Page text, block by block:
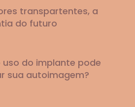
transpartentes, a
do futuro
uso do implante pode
sua autoimagem?